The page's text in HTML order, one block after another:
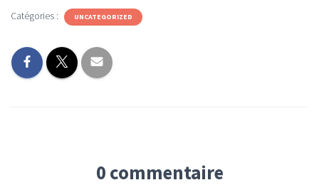
Catégories : UNCATEGORIZED
0 commentaire